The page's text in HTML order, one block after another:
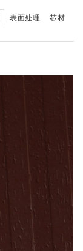
表面处理
芯材